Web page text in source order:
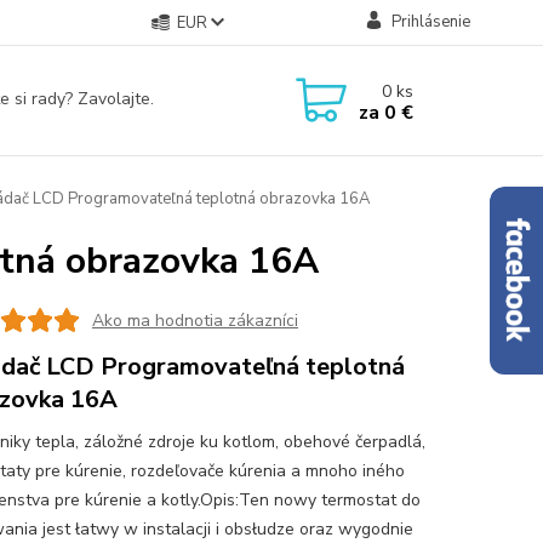
EUR Prihlásenie
si rady? Zavolajte. 0ks
za 0 €
LCD Programovateľná teplotná obrazovka 16A
obrazovka 16A
Ako ma hodnotia zákazníci
LCD Programovateľná teplotná
16A
tepla, záložné zdroje ku kotlom, obehové čerpadlá,
pre kúrenie, rozdeľovače kúrenia a mnoho iného
pre kúrenie a kotly.Opis:Ten nowy termostat do
jest łatwy w instalacji i obsłudze oraz wygodnie